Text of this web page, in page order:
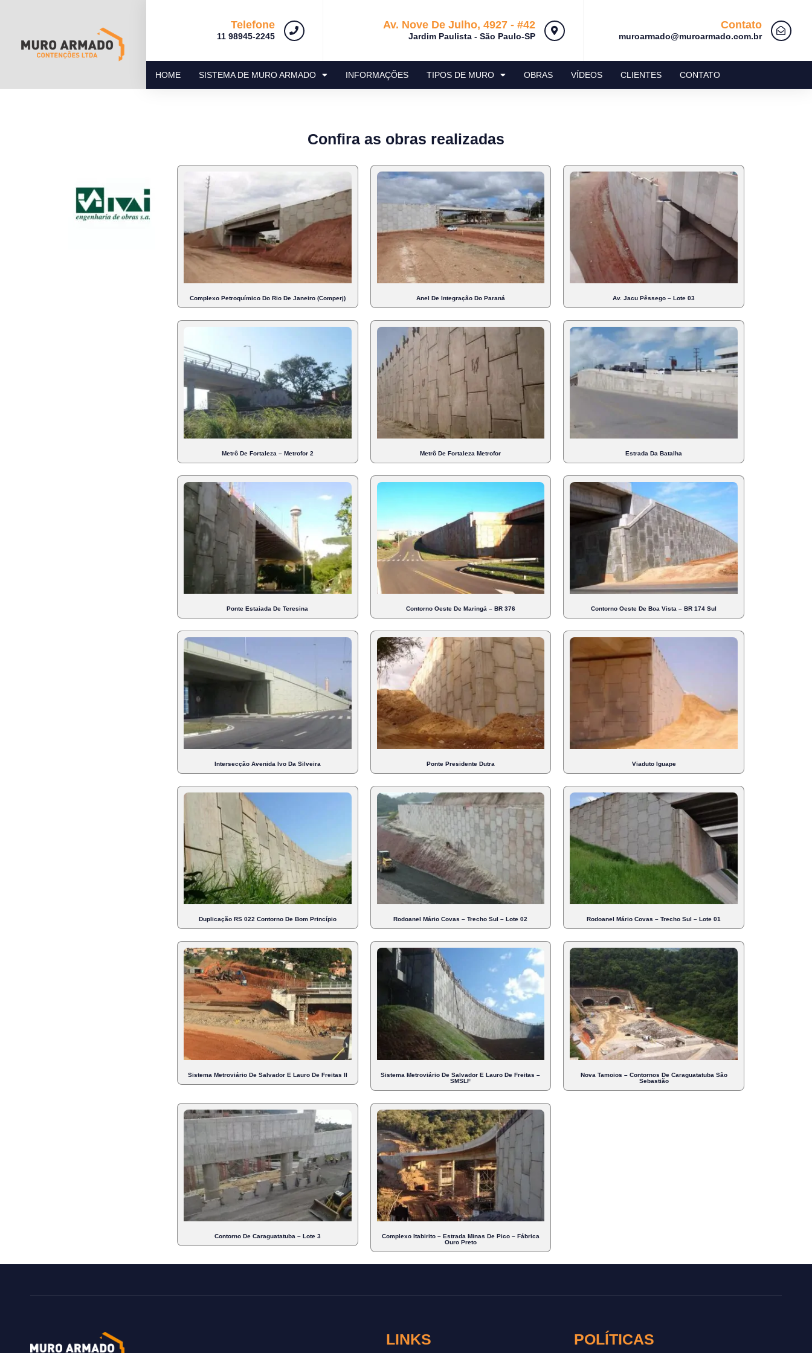
Telefone
11 98945-2245
Av. Nove De Julho, 4927 - #42
Jardim Paulista - São Paulo-SP
Contato
muroarmado@muroarmado.com.br
HOME SISTEMA DE MURO ARMADO INFORMAÇÕES TIPOS DE MURO OBRAS VÍDEOS CLIENTES CONTATO
Confira as obras realizadas
Complexo Petroquímico Do Rio De Janeiro (Comperj) Anel De Integração Do Paraná Av. Jacu Pêssego – Lote 03
Metrô De Fortaleza – Metrofor 2 Metrô De Fortaleza Metrofor Estrada Da Batalha
Ponte Estaiada De Teresina Contorno Oeste De Maringá – BR 376 Contorno Oeste De Boa Vista – BR 174 Sul
Intersecção Avenida Ivo Da Silveira Ponte Presidente Dutra Viaduto Iguape
Duplicação RS 022 Contorno De Bom Princípio Rodoanel Mário Covas – Trecho Sul – Lote 02 Rodoanel Mário Covas – Trecho Sul – Lote 01
Sistema Metroviário De Salvador E Lauro De Freitas II
Sistema Metroviário De Salvador E Lauro De Freitas –
SMSLF
Nova Tamoios – Contornos De Caraguatatuba São
Sebastião
Contorno De Caraguatatuba – Lote 3
Complexo Itabirito – Estrada Minas De Pico – Fábrica
Ouro Preto
LINKS POLÍTICAS